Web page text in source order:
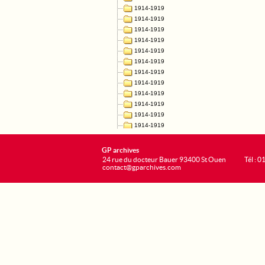
GP archives
24 rue du docteur Bauer 93400 St Ouen
contact@gparchives.com
Tél :